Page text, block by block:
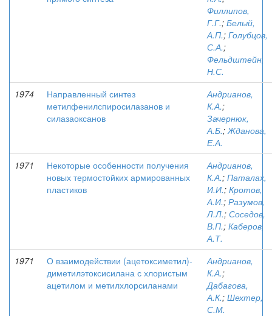
Филлипов,
Г.Г.; Белый,
А.П.; Голубцов,
С.А.;
Фельдштейн,
Н.С.
1974
Направленный синтез
метилфенилспиросилазанов и
силазаоксанов
Андрианов,
К.А.;
Зачернюк,
А.Б.;Жданова,
Е.А.
1971
Некоторые особенности получения
новых термостойких армированных
пластиков
Андрианов,
К.А.; Паталах,
И.И.; Кротов,
А.И.; Разумов,
Л.Л.; Соседов,
В.П.; Каберов,
А.Т.
1971
О взаимодействии (ацетоксиметил)-
диметилэтоксисилана с хлористым
ацетилом и метилхлорсиланами
Андрианов,
К.А.;
Дабагова,
А.К.; Шехтер,
С.М.